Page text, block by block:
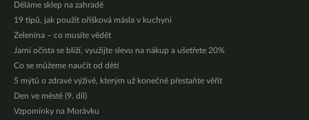
Děláme sklep na zahradě
19 tipů, jak použít oříšková másla v kuchyni
Zelenina – co musíte vědět
Jarní očista se blíží, využijte slevu na nákup a ušetřete 20%
Co se můžeme naučit od dětí
5 mýtů o zdravé výživě, kterým už konečně přestaňte věřit
Den ve městě (9. díl)
Vzpomínky na Morávku